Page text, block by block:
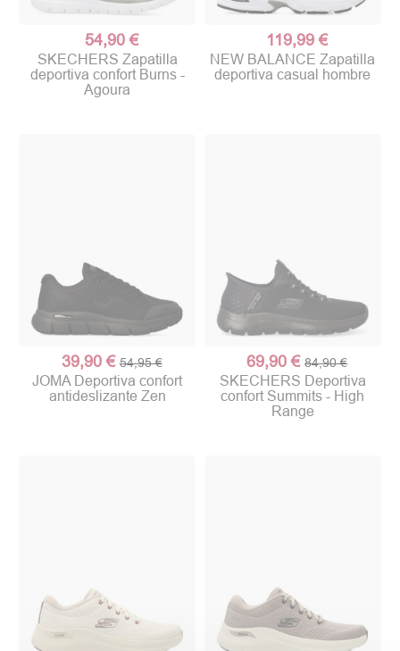
54,90 €
SKECHERS Zapatilla
deportiva confort Burns -
Agoura
119,99 €
NEW BALANCE Zapatilla
deportiva casual hombre
39,90 € 54,95 €
JOMA Deportiva confort
antideslizante Zen
69,90 € 84,90 €
SKECHERS Deportiva
confort Summits - High
Range